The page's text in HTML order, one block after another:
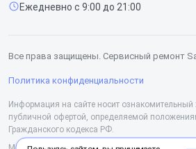
Контакты
Ежедневно с 9:00 до 21:00
Все права защищены. Сервисный ремонт
Политика конфиденциальности
Информация на сайте носит ознакомительный
публичной офертой, определяемой
Гражданского кодекса РФ.